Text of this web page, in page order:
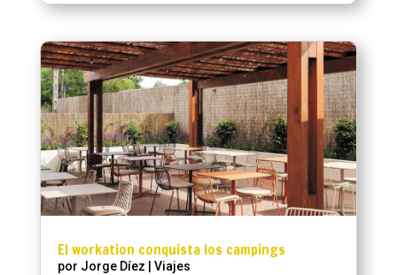
El workation conquista los campings
por Jorge Díez
Viajes